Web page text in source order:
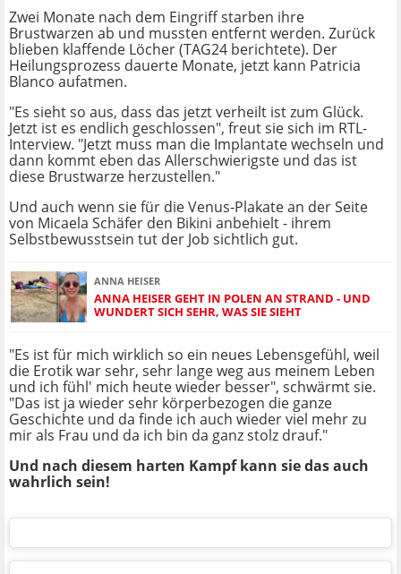
Zwei Monate nach dem Eingriff starben ihre
Brustwarzen ab und mussten entfernt werden. Zurück
blieben klaffende Löcher (TAG24 berichtete). Der
Heilungsprozess dauerte Monate, jetzt kann Patricia
Blanco aufatmen.
"Es sieht so aus, dass das jetzt verheilt ist zum Glück.
Jetzt ist es endlich geschlossen", freut sie sich im RTL-
Interview. "Jetzt muss man die Implantate wechseln und
dann kommt eben das Allerschwierigste und das ist
diese Brustwarze herzustellen."
Und auch wenn sie für die Venus-Plakate an der Seite
von Micaela Schäfer den Bikini anbehielt - ihrem
Selbstbewusstsein tut der Job sichtlich gut.
ANNA HEISER
ANNA HEISER GEHT IN POLEN AN STRAND - UND
WUNDERT SICH SEHR, WAS SIE SIEHT
"Es ist für mich wirklich so ein neues Lebensgefühl, weil
die Erotik war sehr, sehr lange weg aus meinem Leben
und ich fühl' mich heute wieder besser", schwärmt sie.
"Das ist ja wieder sehr körperbezogen die ganze
Geschichte und da finde ich auch wieder viel mehr zu
mir als Frau und da ich bin da ganz stolz drauf."
Und nach diesem harten Kampf kann sie das auch
wahrlich sein!